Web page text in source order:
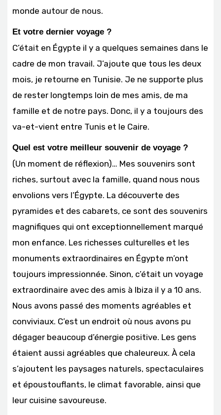
monde autour de nous.
Et votre dernier voyage ?
C’était en Égypte il y a quelques semaines dans le
cadre de mon travail. J’ajoute que tous les deux
mois, je retourne en Tunisie. Je ne supporte plus
de rester longtemps loin de mes amis, de ma
famille et de notre pays. Donc, il y a toujours des
va-et-vient entre Tunis et le Caire.
Quel est votre meilleur souvenir de voyage ?
(Un moment de réflexion)… Mes souvenirs sont
riches, surtout avec la famille, quand nous nous
envolions vers l’Égypte. La découverte des
pyramides et des cabarets, ce sont des souvenirs
magnifiques qui ont exceptionnellement marqué
mon enfance. Les richesses culturelles et les
monuments extraordinaires en Égypte m’ont
toujours impressionnée. Sinon, c’était un voyage
extraordinaire avec des amis à Ibiza il y a 10 ans.
Nous avons passé des moments agréables et
conviviaux. C’est un endroit où nous avons pu
dégager beaucoup d’énergie positive. Les gens
étaient aussi agréables que chaleureux. À cela
s’ajoutent les paysages naturels, spectaculaires
et époustouflants, le climat favorable, ainsi que
leur cuisine savoureuse.